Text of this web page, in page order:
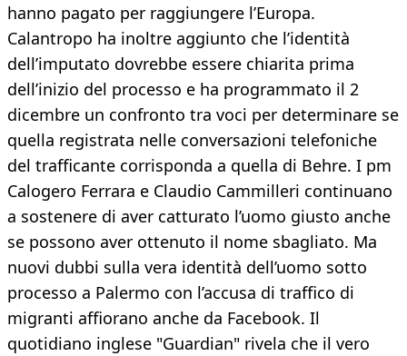
hanno pagato per raggiungere l’Europa.
Calantropo ha inoltre aggiunto che l’identità
dell’imputato dovrebbe essere chiarita prima
dell’inizio del processo e ha programmato il 2
dicembre un confronto tra voci per determinare se
quella registrata nelle conversazioni telefoniche
del trafficante corrisponda a quella di Behre. I pm
Calogero Ferrara e Claudio Cammilleri continuano
a sostenere di aver catturato l’uomo giusto anche
se possono aver ottenuto il nome sbagliato. Ma
nuovi dubbi sulla vera identità dell’uomo sotto
processo a Palermo con l’accusa di traffico di
migranti affiorano anche da Facebook. Il
quotidiano inglese "Guardian" rivela che il vero